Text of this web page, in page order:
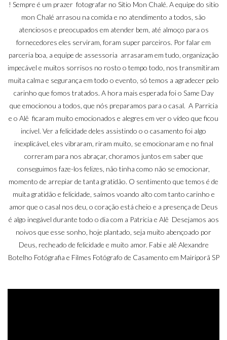
! Sempre é um prazer fotografar no Sitio Mon Chalé. A equipe do sitio
mon Chalé arrasou na comida e no atendimento a todos, são
atenciosos e preocupados em atender bem, até almoço para os
fornecedores eles serviram, foram super parceiros. Por falar em
parceria boa, a equipe de assessoria arrasaram em tudo, organização
impecável e muitos sorrisos no rosto o tempo todo, nos transmitiram
muita calma e segurança em todo o evento, só temos a agradecer pelo
carinho que fomos tratados. A hora mais esperada foi o Same Day
que emocionou a todos, que nós preparamos para o casal. A Parricia
e o Alê ficaram muito emocionados e alegres em ver o vídeo que ficou
incível. Ver a felicidade deles assistindo o o casamento foi algo
inexplicável, eles vibraram, riram muito, se emocionaram e no final
correram para nos abraçar, choramos juntos em saber que
conseguimos faze-los felizes, não tinha como não se emocionar,
momento de arrepiar de tanta gratidão. O sentimento que temos é de
muita gratidão e felicidade, saímos voando alto com tanto carinho e
amor que o casal nos deu, o coração está cheio e a presença de Deus
é algo inegável durante todo o dia com a Patricia e Alê Desejamos aos
noivos que esse sonho, hoje plantado, seja muito abençoado por
Deus, recheado de felicidade e muito amor. Fabi e alê Alexandre
Botelho Fotógrafia e Filmes Fotógrafo de Casamento em Mairiporã SP